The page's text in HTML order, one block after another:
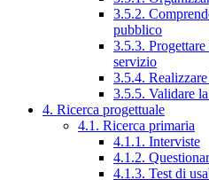
3.5.2.
pubblico
3.5.3.
servizio
3.5.4.
3.5.5. Validare
4. Ricerca progettuale
4.1. Ricerca primaria
4.1.1. Interviste
4.1.2.
4.1.3. Test di